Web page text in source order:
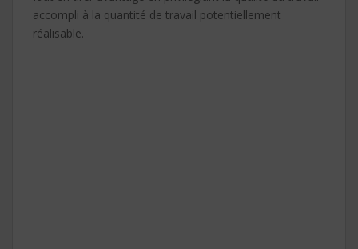
accompli à la quantité de travail potentiellement
réalisable.